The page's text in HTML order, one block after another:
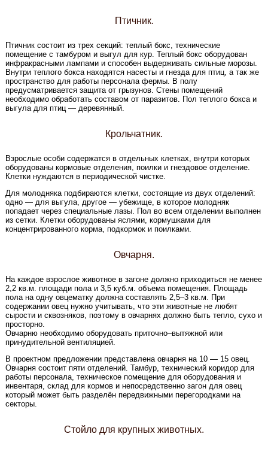
Птичник.
Птичник состоит из трех секций: теплый бокс, технические
помещение с тамбуром и выгул для кур. Теплый бокс оборудован
инфракрасными лампами и способен выдерживать сильные морозы.
Внутри теплого бокса находятся насесты и гнезда для птиц, а так же
пространство для работы персонала фермы. В полу
предусматривается защита от грызунов. Стены помещений
необходимо обработать составом от паразитов. Пол теплого бокса и
выгула для птиц — деревянный.
Крольчатник.
Взрослые особи содержатся в отдельных клетках, внутри которых
оборудованы кормовые отделения, поилки и гнездовое отделение.
Клетки нуждаются в периодической чистке.
Для молодняка подбираются клетки, состоящие из двух отделений:
одно — для выгула, другое — убежище, в которое молодняк
попадает через специальные лазы. Пол во всем отделении выполнен
из сетки. Клетки оборудованы яслями, кормушками для
концентрированного корма, подкормок и поилками.
Овчарня.
На каждое взрослое животное в загоне должно приходиться не менее
2,2 кв.м. площади пола и 3,5 куб.м. объема помещения. Площадь
пола на одну овцематку должна составлять 2,5–3 кв.м. При
содержании овец нужно учитывать, что эти животные не любят
сырости и сквозняков, поэтому в овчарнях должно быть тепло, сухо и
просторно.
Овчарню необходимо оборудовать приточно–вытяжной или
принудительной вентиляцией.
В проектном предложении представлена овчарня на 10 — 15 овец.
Овчарня состоит пяти отделений. Тамбур, технический коридор для
работы персонала, техническое помещение для оборудования и
инвентаря, склад для кормов и непосредственно загон для овец
который может быть разделён передвижными перегородками на
секторы.
Стойло для крупных животных.